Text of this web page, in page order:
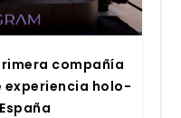
com­pa­ñía
expe­rien­cia holo­